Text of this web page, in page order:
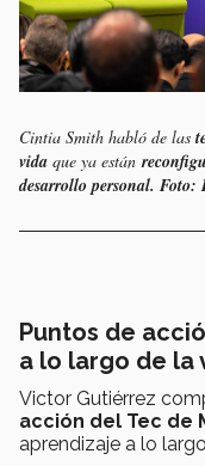
Cintia Smith habló de las
vida que ya están
desarrollo personal. Foto:
Puntos de
a lo largo de la
Victor Gutiérrez
acción del Tec de
aprendizaje a lo